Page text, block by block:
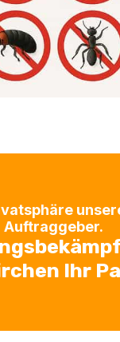
Auftraggeber.
Ihr